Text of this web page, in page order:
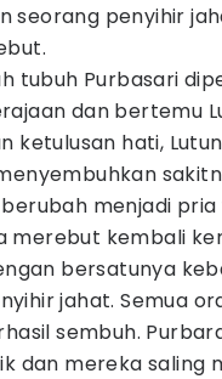
seorang penyihir
tubuh Purbasari
dan bertemu
ketulusan hati,
menjadi pria
merebut kembali
bersatunya
jahat. Semua
sembuh.
dan mereka saling